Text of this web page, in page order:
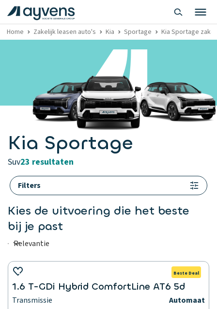
Home Zakelijk leasen auto's Kia Sportage Kia Sportage
Kia Sportage
suv23 resultaten
Filters
Kies de uitvoering die het beste
bij je past
Beste Deal
1.6 T-GDi Hybrid ComfortLine AT6 5d
Transmissie Automaat